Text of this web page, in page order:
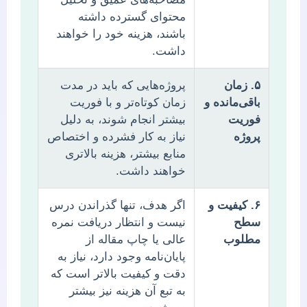
محتوای گسترده داشته
باشند، هزینه خود را خواهند
داشت.
۵. زمان
باقی‌مانده و
فوریت
پروژه
پروژه‌هایی که باید در مدت
زمان کوتاه‌تر و با فوریت
بیشتر انجام شوند، به دلیل
نیاز به کار فشرده و اختصاص
منابع بیشتر، هزینه بالاتری
خواهند داشت.
۶. کیفیت و
سطح
مطلوب
اگر هدف، تنها گذراندن درس
نیست و انتظار دریافت نمره
عالی یا چاپ مقاله از
پایان‌نامه وجود دارد، نیاز به
دقت و کیفیت بالاتر است که
به تبع آن هزینه نیز بیشتر